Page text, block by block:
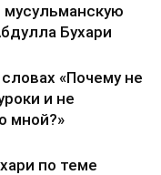
Бухари
«Почему не
и не
мной?»
по теме